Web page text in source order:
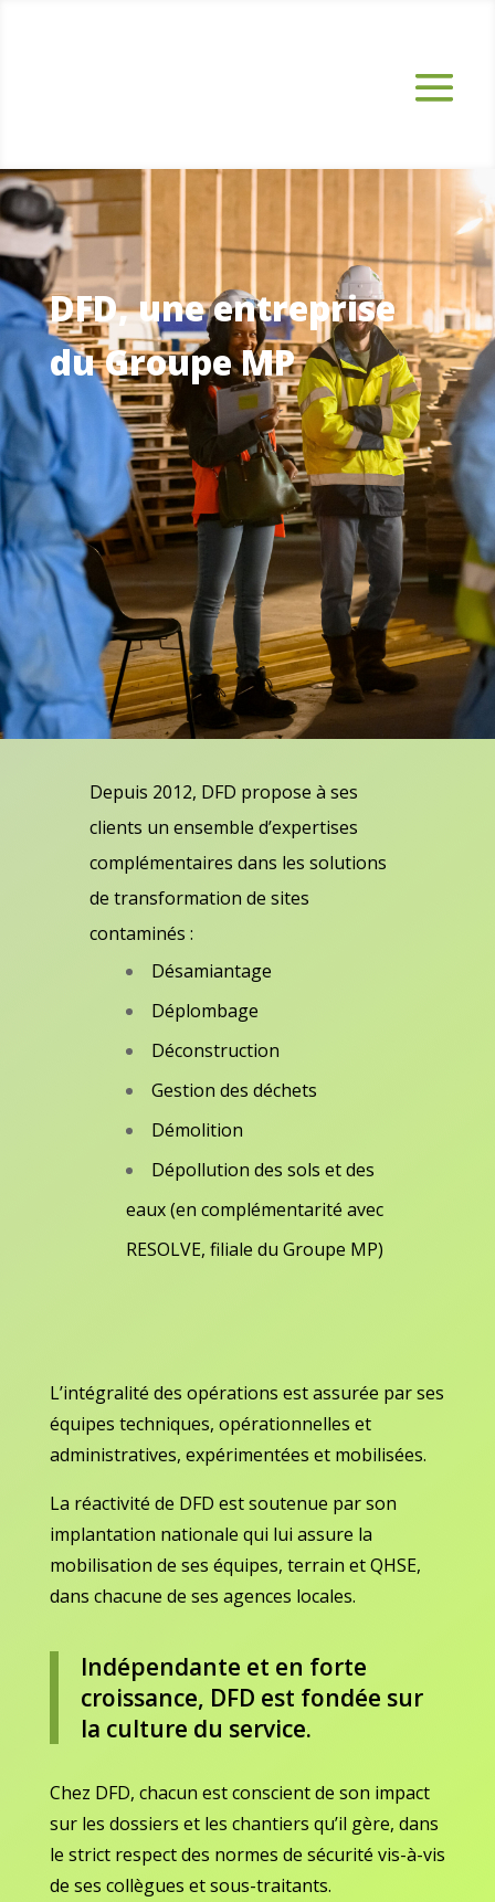
DFD, une entreprise
du Groupe MP
Depuis 2012, DFD propose à ses
clients un ensemble d’expertises
complémentaires dans les solutions
de transformation de sites
contaminés :
Désamiantage
Déplombage
Déconstruction
Gestion des déchets
Démolition
Dépollution des sols et des
eaux (en complémentarité avec
RESOLVE, filiale du Groupe MP)
L’intégralité des opérations est assurée par ses
équipes techniques, opérationnelles et
administratives, expérimentées et mobilisées.
La réactivité de DFD est soutenue par son
implantation nationale qui lui assure la
mobilisation de ses équipes, terrain et QHSE,
dans chacune de ses agences locales.
Indépendante et en forte
croissance, DFD est fondée sur
la culture du service.
Chez DFD, chacun est conscient de son impact
sur les dossiers et les chantiers qu’il gère, dans
le strict respect des normes de sécurité vis-à-vis
de ses collègues et sous-traitants.